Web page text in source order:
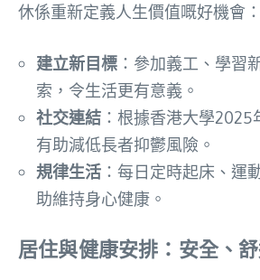
休係重新定義人生價值嘅好機會：
建立新目標 ：參加義工、學習
索，令生活更有意義。
社交連結 ：根據香港大學
有助減低長者抑鬱風險。
規律生活 ：每日定時起床、運
助維持身心健康。
居住與健康安排：安全、